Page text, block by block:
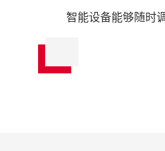
智能设备能够随时